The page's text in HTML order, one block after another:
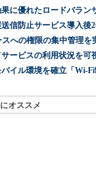
に優れたロードバラン
信防止サービス導入後
への権限の集中管理を
ービスの利用状況を可
イル環境を確立「Wi-Fi
オススメ